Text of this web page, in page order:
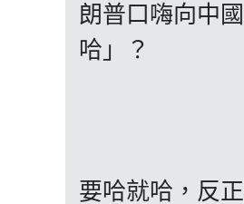
朗普口嗨向中
哈」？
要哈就哈，反